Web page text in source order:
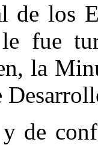
de los
fue
la
y de